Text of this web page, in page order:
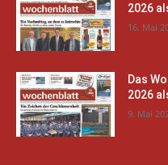
2026
16. Mai
Das
2026
9. Mai